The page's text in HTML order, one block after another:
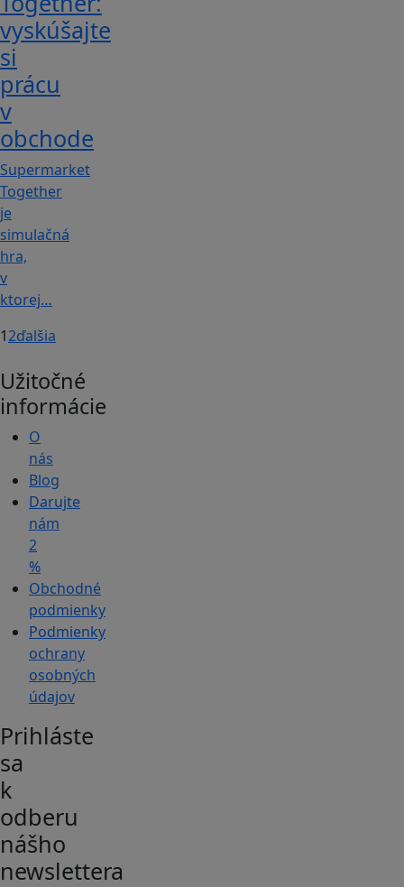
vyskúšajte
si
prácu
v
obchode
Supermarket
Together
je
simulačná
hra,
v
ktorej…
12ďalšia
Užitočné
informácie
O
nás
Blog
Darujte
nám
2
%
Obchodné
podmienky
Podmienky
ochrany
osobných
údajov
Prihláste
sa
k
odberu
nášho
newslettera